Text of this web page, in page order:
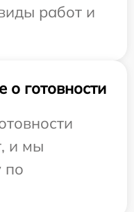
работ и
готовности
и мы
по